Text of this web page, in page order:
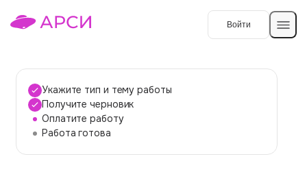
Войти
Темы работ
О сервисе
Укажите тип и тему работы
Получите черновик
Оплатите работу
Работа готова